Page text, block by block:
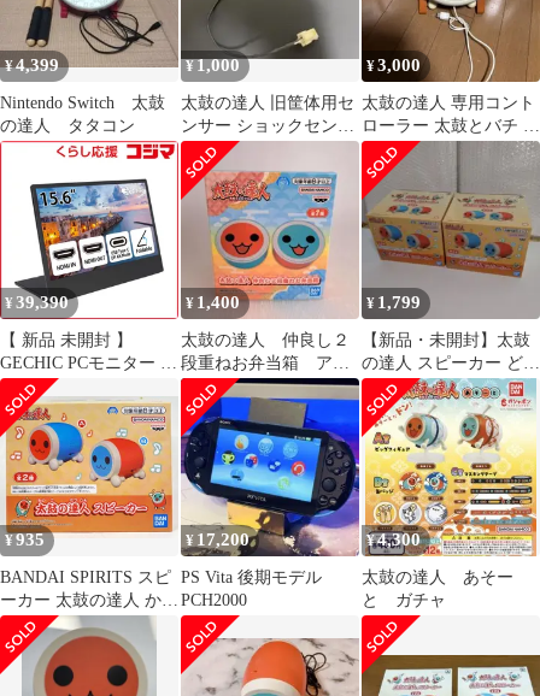
¥4,399
Nintendo Switch 太鼓
の達人 タタコン
¥1,000
太鼓の達人 旧筐体用セ
ンサー ショックセンサ
ー おうち太鼓
¥3,000
太鼓の達人 専用コント
ローラー 太鼓とバチ 本
体
¥ 39,390
【 新品 未開封 】
GECHIC PCモニター ブ
ラック [15.6型 /フル
HD(1920×1080) /ワイ
ド] On-LapM505E 未使
用 送料無料
¥ 1,400
太鼓の達人 仲良し２
段重ねお弁当箱 アミ
ューズメント プライ
ズ
¥ 1,799
【新品・未開封】太鼓
の達人 スピーカー どん
ちゃん×2個セット
¥935
BANDAI SPIRITS スピ
ーカー 太鼓の達人 かっ
ちゃん B
¥ 17,200
PS Vita 後期モデル
PCH2000
¥4,300
太鼓の達人 あそー
と ガチャ